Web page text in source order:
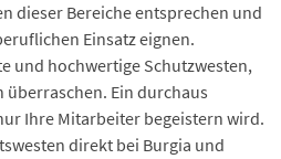
dieser Bereiche entsprechen und
Einsatz eignen.
und hochwertige Schutzwesten,
Ein durchaus
Ihre Mitarbeiter begeistern wird.
direkt bei Burgia und